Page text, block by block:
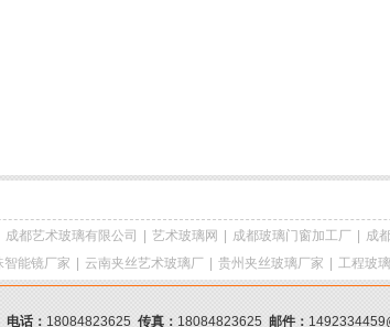
成都艺术玻璃有限公司 艺术玻璃网 成都玻璃门窗加工厂 成
智能镜厂家 云南夹丝艺术玻璃厂 贵州夹丝玻璃厂家 工程玻
电话： 18084823625 传真： 18084823625 邮件：